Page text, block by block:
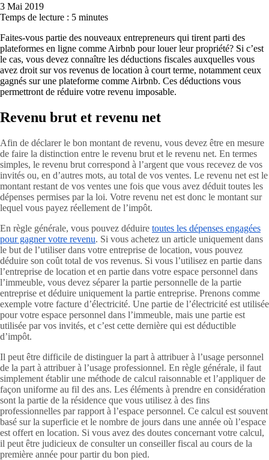
3 Mai 2019
Temps de lecture : 5 minutes
Faites-vous partie des nouveaux entrepreneurs qui tirent parti des
plateformes en ligne comme Airbnb pour louer leur propriété? Si c’est
le cas, vous devez connaître les déductions fiscales auxquelles vous
avez droit sur vos revenus de location à court terme, notamment ceux
gagnés sur une plateforme comme Airbnb. Ces déductions vous
permettront de réduire votre revenu imposable.
Revenu brut et revenu net
Afin de déclarer le bon montant de revenu, vous devez être en mesure
de faire la distinction entre le revenu brut et le revenu net. En termes
simples, le revenu brut correspond à l’argent que vous recevez de vos
invités ou, en d’autres mots, au total de vos ventes. Le revenu net est le
montant restant de vos ventes une fois que vous avez déduit toutes les
dépenses permises par la loi. Votre revenu net est donc le montant sur
lequel vous payez réellement de l’impôt.
En règle générale, vous pouvez déduire toutes les dépenses engagées
pour gagner votre revenu. Si vous achetez un article uniquement dans
le but de l’utiliser dans votre entreprise de location, vous pouvez
déduire son coût total de vos revenus. Si vous l’utilisez en partie dans
l’entreprise de location et en partie dans votre espace personnel dans
l’immeuble, vous devez séparer la partie personnelle de la partie
entreprise et déduire uniquement la partie entreprise. Prenons comme
exemple votre facture d’électricité. Une partie de l’électricité est utilisée
pour votre espace personnel dans l’immeuble, mais une partie est
utilisée par vos invités, et c’est cette dernière qui est déductible
d’impôt.
Il peut être difficile de distinguer la part à attribuer à l’usage personnel
de la part à attribuer à l’usage professionnel. En règle générale, il faut
simplement établir une méthode de calcul raisonnable et l’appliquer de
façon uniforme au fil des ans. Les éléments à prendre en considération
sont la partie de la résidence que vous utilisez à des fins
professionnelles par rapport à l’espace personnel. Ce calcul est souvent
basé sur la superficie et le nombre de jours dans une année où l’espace
est offert en location. Si vous avez des doutes concernant votre calcul,
il peut être judicieux de consulter un conseiller fiscal au cours de la
première année pour partir du bon pied.